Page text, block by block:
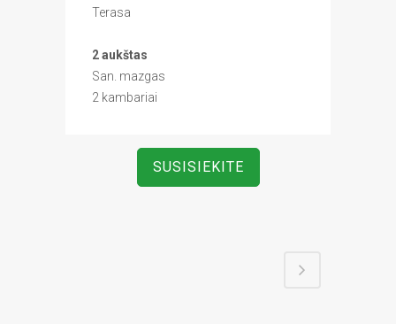
Terasa
2 aukštas
San. mazgas
2 kambariai
SUSISIEKITE